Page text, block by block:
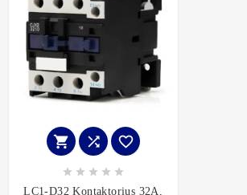
  
    
LC1-D32 Kontaktorius 32A,